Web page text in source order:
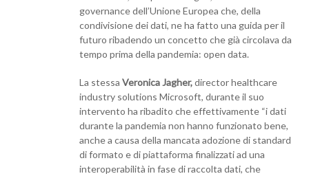
governance dell’Unione Europea che, della
condivisione dei dati, ne ha fatto una guida per il
futuro ribadendo un concetto che già circolava da
tempo prima della pandemia: open data.
La stessa Veronica Jagher,director healthcare
industry solutions Microsoft, durante il suo
intervento ha ribadito che effettivamente “i dati
durante la pandemia non hanno funzionato bene,
anche a causa della mancata adozione di standard
di formato e di piattaforma finalizzati ad una
interoperabilità in fase di raccolta dati, che